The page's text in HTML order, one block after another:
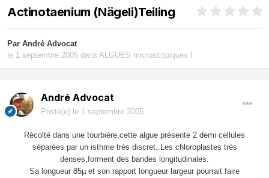
Actinotaenium (Nägeli)Teiling
Par André Advocat
le 1 septembre 2005 dans ALGUES microscopiques I
André Advocat
Posté(e) le 1 septembre 2005
Récolté dans une tourbière,cette algue présente 2 demi cellules
séparées par un isthme très discret..Les chloroplastes très
denses,forment des bandes longitudinales.
Sa longueur 85µ et son rapport longueur largeur pourrait faire